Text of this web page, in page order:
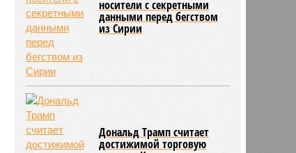
носители с секретными
данными перед бегством
из Сирии
Дональд Трамп считает
достижимой торговую